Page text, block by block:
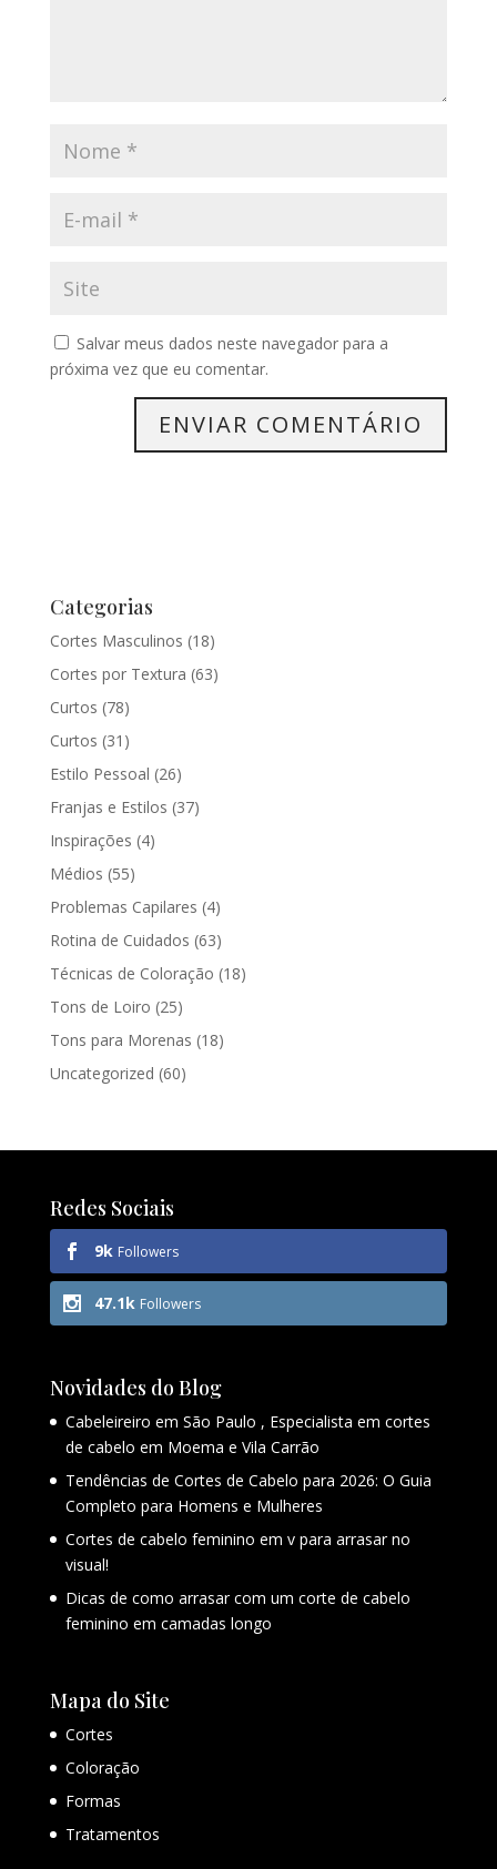
Salvar meus dados neste navegador para a
próxima vez que eu comentar.
Categorias
Cortes Masculinos (18)
Cortes por Textura (63)
Curtos (78)
Curtos (31)
Estilo Pessoal (26)
Franjas e Estilos (37)
Inspirações (4)
Médios (55)
Problemas Capilares (4)
Rotina de Cuidados (63)
Técnicas de Coloração (18)
Tons de Loiro (25)
Tons para Morenas (18)
Uncategorized (60)
Redes Sociais
9k Followers
47.1k Followers
Novidades do Blog
Cabeleireiro em São Paulo , Especialista em cortes
de cabelo em Moema e Vila Carrão
Tendências de Cortes de Cabelo para 2026: O Guia
Completo para Homens e Mulheres
Cortes de cabelo feminino em v para arrasar no
visual!
Dicas de como arrasar com um corte de cabelo
feminino em camadas longo
Mapa do Site
Cortes
Coloração
Formas
Tratamentos